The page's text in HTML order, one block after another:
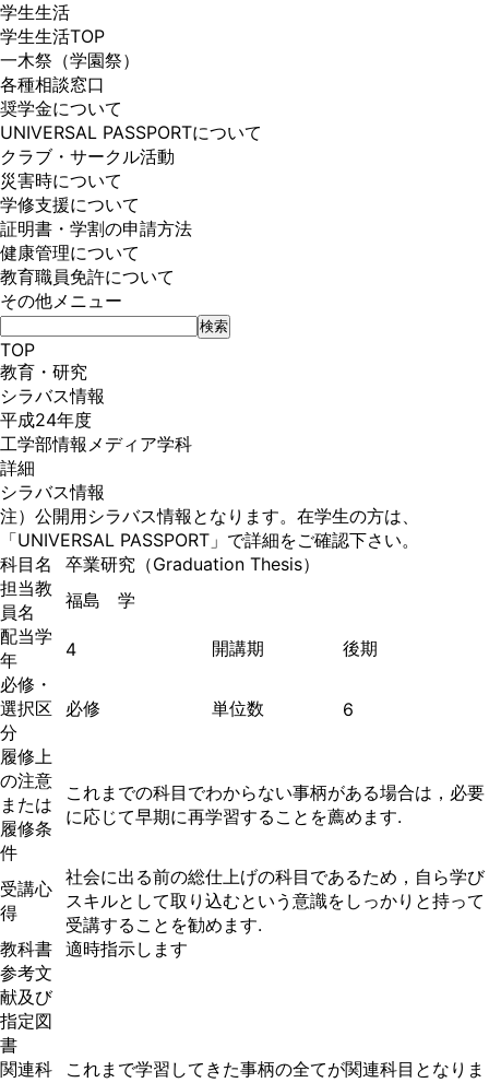
学生生活
学生生活TOP
一木祭（学園祭）
各種相談窓口
奨学金について
UNIVERSAL PASSPORTについて
クラブ・サークル活動
災害時について
学修支援について
証明書・学割の申請方法
健康管理について
教育職員免許について
その他メニュー
TOP
教育・研究
シラバス情報
平成24年度
工学部情報メディア学科
詳細
シラバス情報
注）公開用シラバス情報となります。在学生の方は、
「UNIVERSAL PASSPORT 」で詳細をご確認下さい。
科目名
卒業研究（Graduation Thesis）
担当教
員名
福島 学
配当学
年
4 開講期
後期
必修・
選択区
分
必修 単位数 6
履修上
の注意
または
履修条
件
これまでの科目でわからない事柄がある場合は，必要
に応じて早期に再学習することを薦めます.
受講心
得
社会に出る前の総仕上げの科目であるため，自ら学び
スキルとして取り込むという意識をしっかりと持って
受講することを勧めます.
教科書 適時指示します
参考文
献及び
指定図
書
関連科
これまで学習してきた事柄の全てが関連科目となりま